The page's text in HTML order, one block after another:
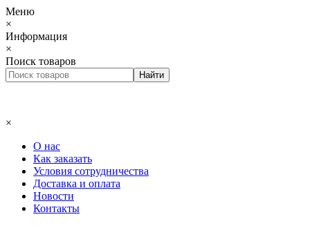
Меню
×
Информация
×
Поиск товаров
×
О нас
Как заказать
Условия сотрудничества
Доставка и оплата
Новости
Контакты